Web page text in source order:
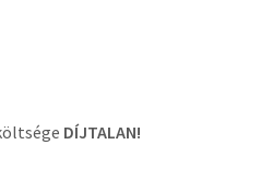
DÍJTALAN!